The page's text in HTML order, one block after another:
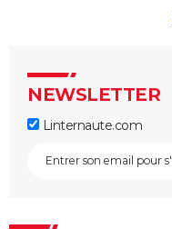
NEWSLETTER
Linternaute.com